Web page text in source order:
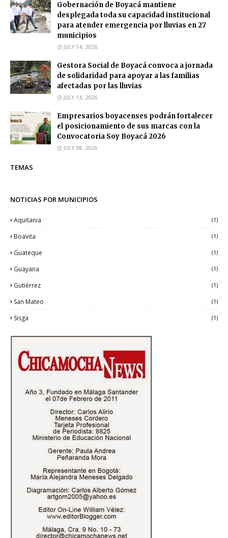
Gobernación de Boyacá mantiene
desplegada toda su capacidad institucional
para atender emergencia por lluvias en 27
municipios
JULY 14, 2026
Gestora Social de Boyacá convoca a jornada
de solidaridad para apoyar a las familias
afectadas por las lluvias
JULY 14, 2026
Empresarios boyacenses podrán fortalecer
el posicionamiento de sus marcas con la
Convocatoria Soy Boyacá 2026
JULY 08, 2026
TEMAS
NOTICIAS POR MUNICIPIOS
Aquitania (1)
Boavita (1)
Guateque (1)
Guayana (1)
Gutiérrez (1)
San Mateo (1)
Sisga (1)